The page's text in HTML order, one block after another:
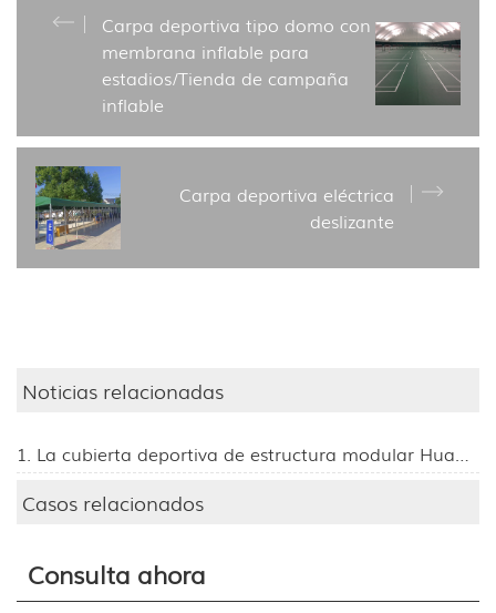
Carpa deportiva tipo domo con
membrana inflable para
estadios/Tienda de campaña
inflable
Carpa deportiva eléctrica
deslizante
Noticias relacionadas
1. La cubierta deportiva de estructura modular Huanyu debutará en la 139.ª Feria de Cantón, invitando a visitantes de todo el mundo al stand 11.1L24.
Casos relacionados
Consulta ahora